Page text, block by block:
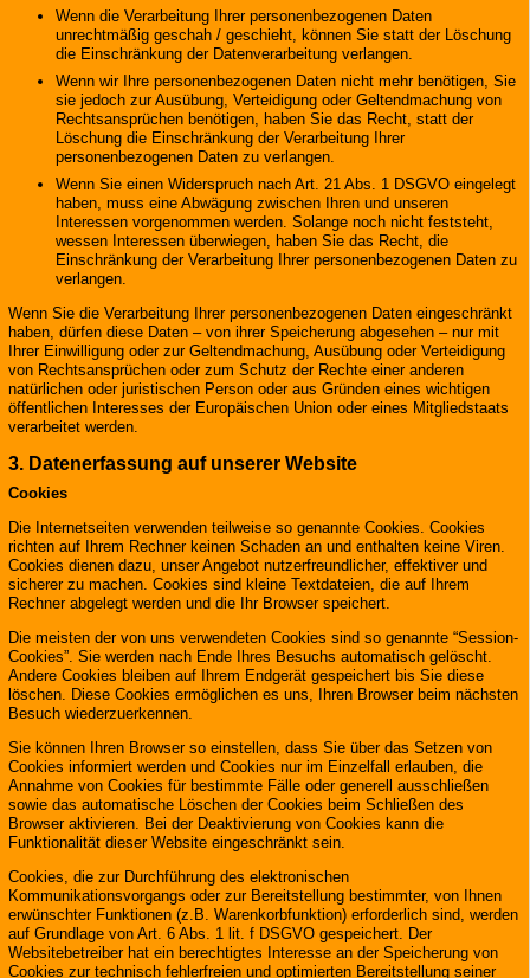
Wenn die Verarbeitung Ihrer personenbezogenen Daten
unrechtmäßig geschah / geschieht, können Sie statt der Löschung
die Einschränkung der Datenverarbeitung verlangen.
Wenn wir Ihre personenbezogenen Daten nicht mehr benötigen, Sie
sie jedoch zur Ausübung, Verteidigung oder Geltendmachung von
Rechtsansprüchen benötigen, haben Sie das Recht, statt der
Löschung die Einschränkung der Verarbeitung Ihrer
personenbezogenen Daten zu verlangen.
Wenn Sie einen Widerspruch nach Art. 21 Abs. 1 DSGVO eingelegt
haben, muss eine Abwägung zwischen Ihren und unseren
Interessen vorgenommen werden. Solange noch nicht feststeht,
wessen Interessen überwiegen, haben Sie das Recht, die
Einschränkung der Verarbeitung Ihrer personenbezogenen Daten zu
verlangen.
Wenn Sie die Verarbeitung Ihrer personenbezogenen Daten eingeschränkt
haben, dürfen diese Daten – von ihrer Speicherung abgesehen – nur mit
Ihrer Einwilligung oder zur Geltendmachung, Ausübung oder Verteidigung
von Rechtsansprüchen oder zum Schutz der Rechte einer anderen
natürlichen oder juristischen Person oder aus Gründen eines wichtigen
öffentlichen Interesses der Europäischen Union oder eines Mitgliedstaats
verarbeitet werden.
3. Datenerfassung auf unserer Website
Cookies
Die Internetseiten verwenden teilweise so genannte Cookies. Cookies
richten auf Ihrem Rechner keinen Schaden an und enthalten keine Viren.
Cookies dienen dazu, unser Angebot nutzerfreundlicher, effektiver und
sicherer zu machen. Cookies sind kleine Textdateien, die auf Ihrem
Rechner abgelegt werden und die Ihr Browser speichert.
Die meisten der von uns verwendeten Cookies sind so genannte “Session-
Cookies”. Sie werden nach Ende Ihres Besuchs automatisch gelöscht.
Andere Cookies bleiben auf Ihrem Endgerät gespeichert bis Sie diese
löschen. Diese Cookies ermöglichen es uns, Ihren Browser beim nächsten
Besuch wiederzuerkennen.
Sie können Ihren Browser so einstellen, dass Sie über das Setzen von
Cookies informiert werden und Cookies nur im Einzelfall erlauben, die
Annahme von Cookies für bestimmte Fälle oder generell ausschließen
sowie das automatische Löschen der Cookies beim Schließen des
Browser aktivieren. Bei der Deaktivierung von Cookies kann die
Funktionalität dieser Website eingeschränkt sein.
Cookies, die zur Durchführung des elektronischen
Kommunikationsvorgangs oder zur Bereitstellung bestimmter, von Ihnen
erwünschter Funktionen (z.B. Warenkorbfunktion) erforderlich sind, werden
auf Grundlage von Art. 6 Abs. 1 lit. f DSGVO gespeichert. Der
Websitebetreiber hat ein berechtigtes Interesse an der Speicherung von
Cookies zur technisch fehlerfreien und optimierten Bereitstellung seiner